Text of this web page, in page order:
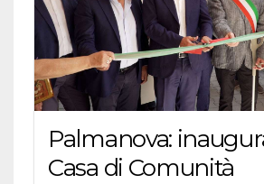
Palmanova:
Casa di Comunità